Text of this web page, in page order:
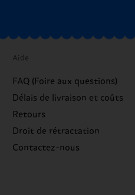
Aide
FAQ (Foire aux questions)
Délais de livraison et coûts
Retours
Droit de rétractation
Contactez-nous